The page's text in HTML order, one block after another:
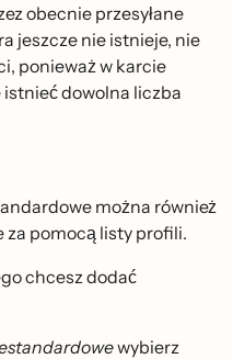
obecnie przesyłane
jeszcze nie istnieje, nie
ponieważ w karcie
dowolna liczba
można również
za pomocą listy profili.
chcesz dodać
wybierz